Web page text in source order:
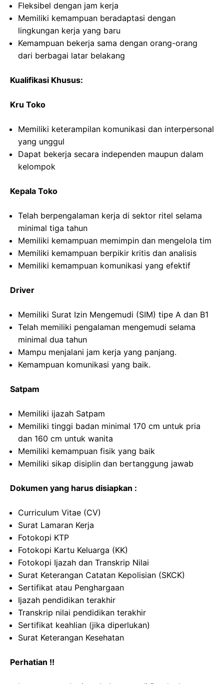
Fleksibel dengan jam kerja
Memiliki kemampuan beradaptasi dengan
lingkungan kerja yang baru
Kemampuan bekerja sama dengan orang-orang
dari berbagai latar belakang
Kualifikasi Khusus:
Kru Toko
Memiliki keterampilan komunikasi dan interpersonal
yang unggul
Dapat bekerja secara independen maupun dalam
kelompok
Kepala Toko
Telah berpengalaman kerja di sektor ritel selama
minimal tiga tahun
Memiliki kemampuan memimpin dan mengelola tim
Memiliki kemampuan berpikir kritis dan analisis
Memiliki kemampuan komunikasi yang efektif
Driver
Memiliki Surat Izin Mengemudi (SIM) tipe A dan B1
Telah memiliki pengalaman mengemudi selama
minimal dua tahun
Mampu menjalani jam kerja yang panjang.
Kemampuan komunikasi yang baik.
Satpam
Memiliki ijazah Satpam
Memiliki tinggi badan minimal 170 cm untuk pria
dan 160 cm untuk wanita
Memiliki kemampuan fisik yang baik
Memiliki sikap disiplin dan bertanggung jawab
Dokumen yang harus disiapkan :
Curriculum Vitae (CV)
Surat Lamaran Kerja
Fotokopi KTP
Fotokopi Kartu Keluarga (KK)
Fotokopi Ijazah dan Transkrip Nilai
Surat Keterangan Catatan Kepolisian (SKCK)
Sertifikat atau Penghargaan
Ijazah pendidikan terakhir
Transkrip nilai pendidikan terakhir
Sertifikat keahlian (jika diperlukan)
Surat Keterangan Kesehatan
Perhatian !!